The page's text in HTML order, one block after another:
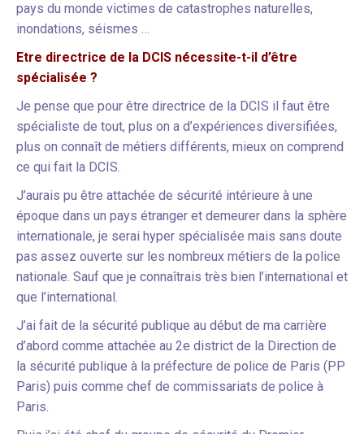
pays du monde victimes de catastrophes naturelles,
inondations, séismes …
Etre directrice de la DCIS nécessite-t-il d’être
spécialisée ?
Je pense que pour être directrice de la DCIS il faut être
spécialiste de tout, plus on a d’expériences diversifiées,
plus on connaît de métiers différents, mieux on comprend
ce qui fait la DCIS.
J’aurais pu être attachée de sécurité intérieure à une
époque dans un pays étranger et demeurer dans la sphère
internationale, je serai hyper spécialisée mais sans doute
pas assez ouverte sur les nombreux métiers de la police
nationale. Sauf que je connaîtrais très bien l’international et
que l’international.
J’ai fait de la sécurité publique au début de ma carrière
d’abord comme attachée au 2e district de la Direction de
la sécurité publique à la préfecture de police de Paris (PP
Paris) puis comme chef de commissariats de police à
Paris.